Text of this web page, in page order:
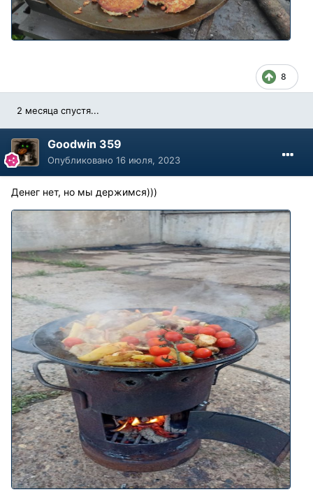
8
2 месяца спустя...
Goodwin 359
Опубликовано 16 июля, 2023
Денег нет, но мы держимся)))